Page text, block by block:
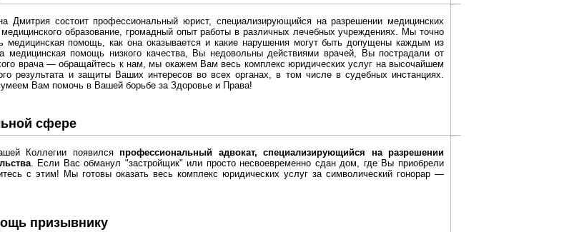
Дмитрия состоит профессиональный юрист, специализирующийся на разрешении медицинских
образование, громадный опыт работы в различных лечебных учреждениях. Мы точно
медицинская помощь, как она оказывается и какие нарушения могут быть допущены каждым из
медицинская помощь низкого качества, Вы недовольны действиями врачей, Вы пострадали от
врача — обращайтесь к нам, мы окажем Вам весь комплекс юридических услуг на высочайшем
результата и защиты Ваших интересов во всех органах, в том числе в судебных инстанциях.
Вам помочь в Вашей борьбе за Здоровье и Права!
сфере
Коллегии появилсяпрофессиональный адвокат, специализирующийся на разрешении
. Если Вас обманул "застройщик" или просто несвоевременно сдан дом, где Вы приобрели
с этим! Мы готовы оказать весь комплекс юридических услуг за символический гонорар —
призывнику